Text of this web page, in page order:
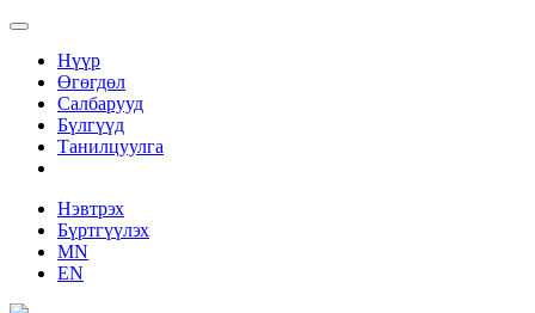
Нүүр
Өгөгдөл
Салбарууд
Бүлгүүд
Танилцуулга
Нэвтрэх
Бүртгүүлэх
MN
EN